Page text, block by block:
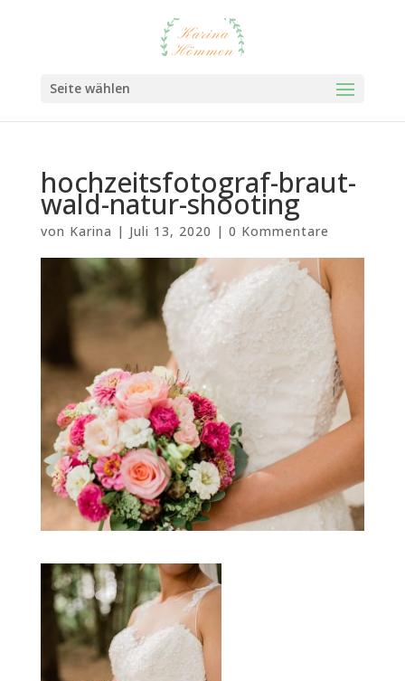
Seite wählen
hochzeitsfotograf-braut-
wald-natur-shooting
von Karina | Juli 13, 2020 | 0 Kommentare